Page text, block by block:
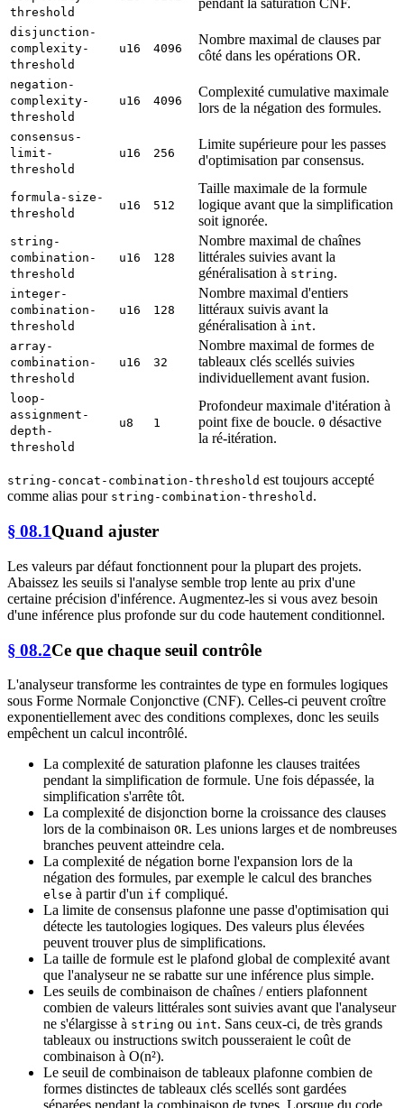
threshold
pendant la saturation CNF.
disjunction-
complexity-
threshold
u16 4096
Nombre maximal de clauses par
côté dans les opérations OR.
negation-
complexity-
threshold
u16 4096
Complexité cumulative maximale
lors de la négation des formules.
consensus-
limit-
threshold
u16 256
Limite supérieure pour les passes
d'optimisation par consensus.
formula-size-
threshold
u16 512
Taille maximale de la formule
logique avant que la simplification
soit ignorée.
string-
combination-
threshold
u16 128
Nombre maximal de chaînes
littérales suivies avant la
généralisation à string.
integer-
combination-
threshold
u16 128
Nombre maximal d'entiers
littéraux suivis avant la
généralisation à int.
array-
combination-
threshold
u16 32
Nombre maximal de formes de
tableaux clés scellés suivies
individuellement avant fusion.
loop-
assignment-
depth-
threshold
u8 1
Profondeur maximale d'itération à
point fixe de boucle. 0 désactive
la ré-itération.
string-concat-combination-threshold est toujours accepté
comme alias pour string-combination-threshold .
§ 08.1Quand ajuster
Les valeurs par défaut fonctionnent pour la plupart des projets.
Abaissez les seuils si l'analyse semble trop lente au prix d'une
certaine précision d'inférence. Augmentez-les si vous avez besoin
d'une inférence plus profonde sur du code hautement conditionnel.
§ 08.2Ce que chaque seuil contrôle
L'analyseur transforme les contraintes de type en formules logiques
sous Forme Normale Conjonctive (CNF). Celles-ci peuvent croître
exponentiellement avec des conditions complexes, donc les seuils
empêchent un calcul incontrôlé.
La complexité de saturation plafonne les clauses traitées
pendant la simplification de formule. Une fois dépassée, la
simplification s'arrête tôt.
La complexité de disjonction borne la croissance des clauses
lors de la combinaison OR. Les unions larges et de nombreuses
branches peuvent atteindre cela.
La complexité de négation borne l'expansion lors de la
négation des formules, par exemple le calcul des branches
else à partir d'un if compliqué.
La limite de consensus plafonne une passe d'optimisation qui
détecte les tautologies logiques. Des valeurs plus élevées
peuvent trouver plus de simplifications.
La taille de formule est le plafond global de complexité avant
que l'analyseur ne se rabatte sur une inférence plus simple.
Les seuils de combinaison de chaînes / entiers plafonnent
combien de valeurs littérales sont suivies avant que l'analyseur
ne s'élargisse à string ou int. Sans ceux-ci, de très grands
tableaux ou instructions switch pousseraient le coût de
combinaison à O(n²).
Le seuil de combinaison de tableaux plafonne combien de
formes distinctes de tableaux clés scellés sont gardées